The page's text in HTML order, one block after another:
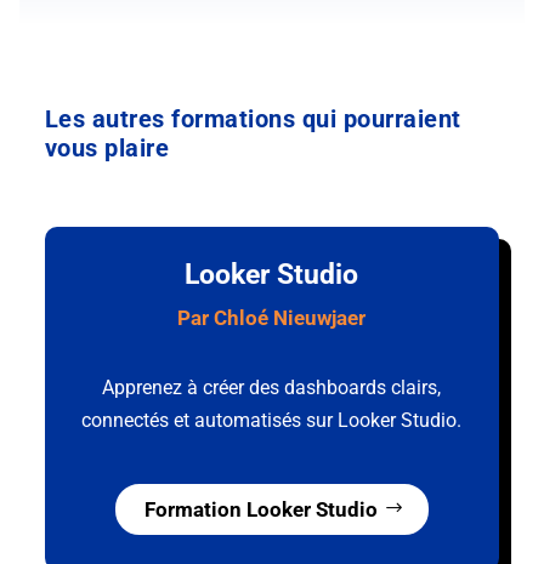
Les autres formations qui pourraient
vous plaire
Looker Studio
ParChloé Nieuwjaer
Apprenez à créer des dashboards clairs,
connectés et automatisés sur Looker Studio.
Formation Looker Studio